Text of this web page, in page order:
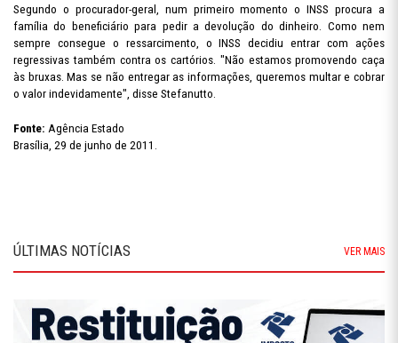
Segundo o procurador-geral, num primeiro momento o INSS procura a
família do beneficiário para pedir a devolução do dinheiro. Como nem
sempre consegue o ressarcimento, o INSS decidiu entrar com ações
regressivas também contra os cartórios. "Não estamos promovendo caça
às bruxas. Mas se não entregar as informações, queremos multar e cobrar
o valor indevidamente", disse Stefanutto.
Fonte: Agência Estado
Brasília, 29 de junho de 2011.
ÚLTIMAS NOTÍCIAS VER MAIS